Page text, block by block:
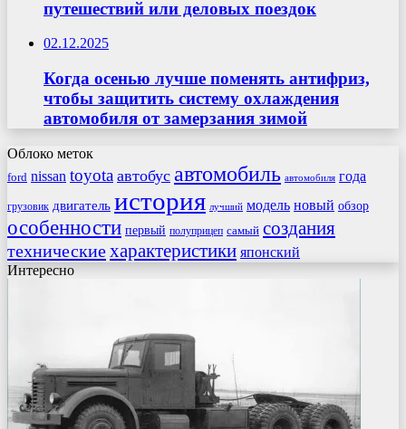
путешествий или деловых поездок
02.12.2025
Когда осенью лучше поменять антифриз,
чтобы защитить систему охлаждения
автомобиля от замерзания зимой
Облоко меток
ford nissan toyota автобус автомобиль автомобиля года
грузовик двигатель история лучший модель новый обзор
особенности первый полуприцеп самый создания
техническиехарактеристики японский
Интересно